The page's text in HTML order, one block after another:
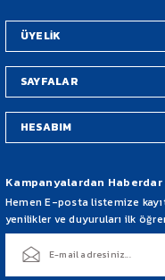
Bu ürüne benzer farklı
ÜYELİK
SAYFALAR
HESABIM
Kampanyalardan Haberdar
Hemen E-posta listemize
yenilikler ve duyuruları ilk